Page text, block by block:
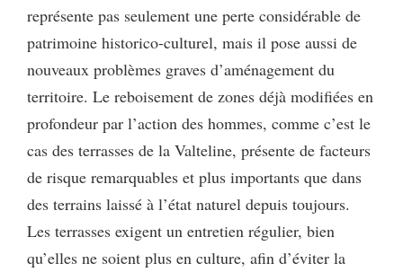
représente pas seulement une perte considérable de
patrimoine historico-culturel, mais il pose aussi de
nouveaux problèmes graves d’aménagement du
territoire. Le reboisement de zones déjà modifiées en
profondeur par l’action des hommes, comme c’est le
cas des terrasses de la Valteline, présente de facteurs
de risque remarquables et plus importants que dans
des terrains laissé à l’état naturel depuis toujours.
Les terrasses exigent un entretien régulier, bien
qu’elles ne soient plus en culture, afin d’éviter la